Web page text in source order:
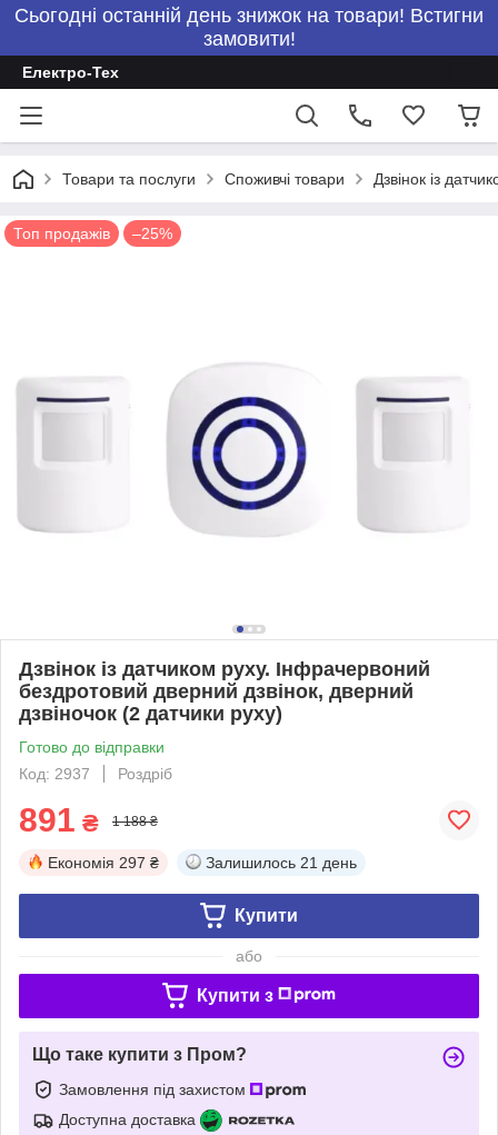
Сьогодні останній день знижок на товари! Встигни
замовити!
Електро-Тех
Товари та послуги Споживчі товари Дзвінок із
Топ продажів –25%
Дзвінок із датчиком руху. Інфрачервоний
бездротовий дверний дзвінок, дверний
дзвіночок (2 датчики руху)
Готово до відправки
Код: 2937
Роздріб
891 ₴ 1 188 ₴
Економія 297 ₴ Залишилось 21 день
Купити
або
Купити з
Що таке купити з Пром?
Замовлення під захистом
Доступна доставка